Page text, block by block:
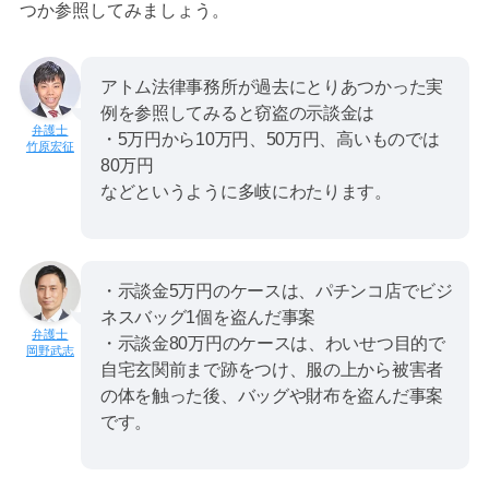
つか参照してみましょう。
竹原宏征
アトム法律事務所が過去にとりあつかった実
例を参照してみると窃盗の示談金は
・5万円から10万円、50万円、高いものでは
80万円
などというように多岐にわたります。
岡野武志
・示談金5万円のケースは、パチンコ店でビジ
ネスバッグ1個を盗んだ事案
・示談金80万円のケースは、わいせつ目的で
自宅玄関前まで跡をつけ、服の上から被害者
の体を触った後、バッグや財布を盗んだ事案
です。